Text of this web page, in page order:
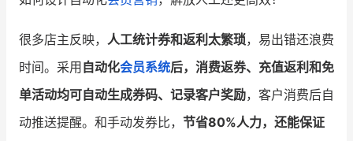
很多店主反映， 人工统计券和返利太繁琐，易出错还浪费
时间。采用 自动化会员系统后，消费返券、充值返利和免
单活动均可自动生成券码、记录客户奖励，客户消费后自
动推送提醒。和手动发券比， 节省80%人力，还能保证